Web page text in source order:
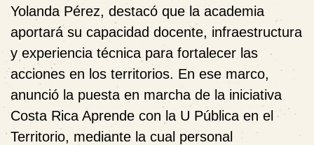
Yolanda Pérez, destacó que la academia
aportará su capacidad docente, infraestructura
y experiencia técnica para fortalecer las
acciones en los territorios. En ese marco,
anunció la puesta en marcha de la iniciativa
Costa Rica Aprende con la U Pública en el
Territorio, mediante la cual personal